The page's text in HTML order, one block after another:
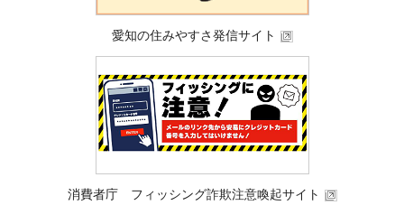
愛知の住みやすさ発信サイト
消費者庁 フィッシング詐欺注意喚起サイト